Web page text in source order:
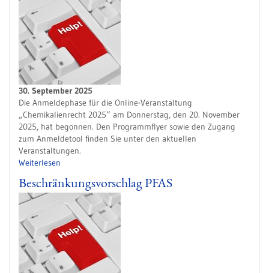
30. September 2025
Die Anmeldephase für die Online-Veranstaltung
„Chemikalienrecht 2025“ am Donnerstag, den 20. November
2025, hat begonnen. Den Programmflyer sowie den Zugang
zum Anmeldetool finden Sie unter den aktuellen
Veranstaltungen.
Weiterlesen
Beschränkungsvorschlag PFAS